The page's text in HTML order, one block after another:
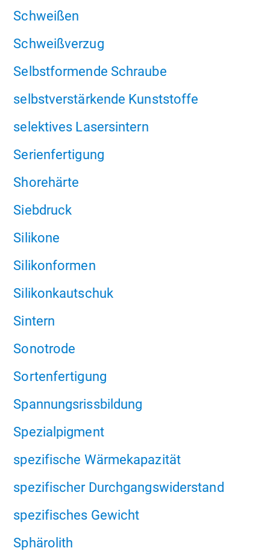
Schweißen
Schweißverzug
Selbstformende Schraube
selbstverstärkende Kunststoffe
selektives Lasersintern
Serienfertigung
Shorehärte
Siebdruck
Silikone
Silikonformen
Silikonkautschuk
Sintern
Sonotrode
Sortenfertigung
Spannungsrissbildung
Spezialpigment
spezifische Wärmekapazität
spezifischer Durchgangswiderstand
spezifisches Gewicht
Sphärolith